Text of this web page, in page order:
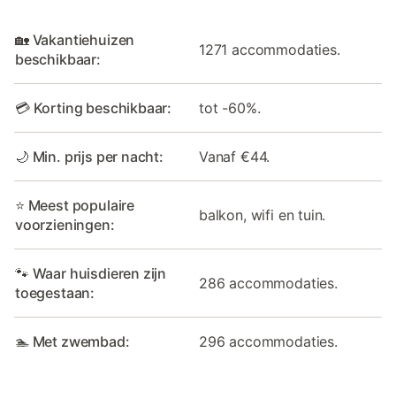
🏡 Vakantiehuizen
beschikbaar:
1271 accommodaties.
💳 Korting beschikbaar: tot -60%.
🌙 Min. prijs per nacht: Vanaf €44.
⭐ Meest populaire
voorzieningen:
balkon, wifi en tuin.
🐾 Waar huisdieren zijn
toegestaan:
286 accommodaties.
🏊 Met zwembad: 296 accommodaties.